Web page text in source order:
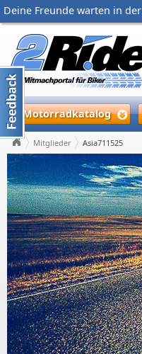
Deine Freunde warten in der
Motorradkatalog
Mitglieder Asia711525